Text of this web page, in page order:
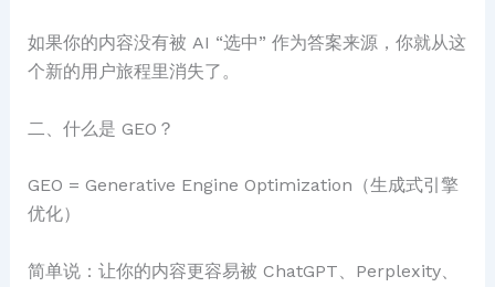
如果你的内容没有被 AI “选中” 作为答案来源，你就从这
个新的用户旅程里消失了。
二、什么是 GEO？
GEO = Generative Engine Optimization（生成式引擎
优化）
简单说：让你的内容更容易被 ChatGPT、Perplexity、